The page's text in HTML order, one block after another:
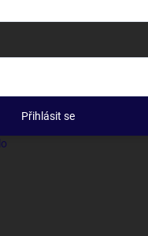
Přihlásit se